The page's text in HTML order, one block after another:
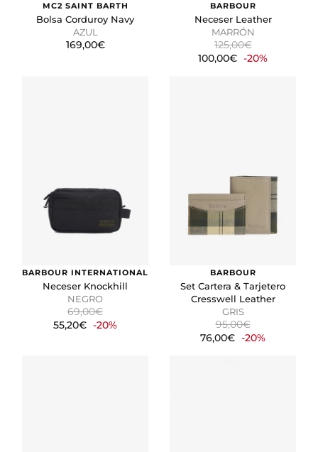
MC2 SAINT BARTH
Bolsa Corduroy Navy
AZUL
169,00€
BARBOUR
Neceser Leather
MARRÓN
125,00€
100,00€ -20%
BARBOUR INTERNATIONAL
Neceser Knockhill
NEGRO
69,00€
55,20€ -20%
BARBOUR
Set Cartera & Tarjetero
Cresswell Leather
GRIS
95,00€
76,00€ -20%